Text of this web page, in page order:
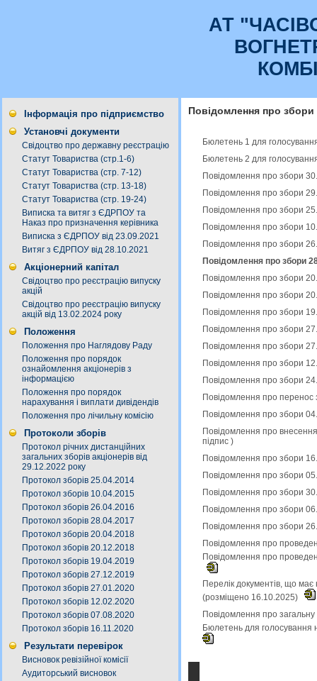
АТ
Інформація про підприємство
Установчі документи
Свідоцтво про державну реєстрацію
Статут Товариства (стр.1-6)
Статут Товариства (стр. 7-12)
Статут Товариства (стр. 13-18)
Статут Товариства (стр. 19-24)
Виписка та витяг з ЄДРПОУ та
Наказ про призначення керівника
Виписка з ЄДРПОУ від 23.09.2021
Витяг з ЄДРПОУ від 28.10.2021
Акціонерний капітал
Свідоцтво про реєстрацію випуску
акцій
Свідоцтво про реєстрацію випуску
акцій від 13.02.2024 року
Положення
Положення про Наглядову Раду
Положення про порядок
ознайомлення акціонерів з
інформацією
Положення про порядок
нарахування і виплати дивідендів
Положення про лічильну комісію
Протоколи зборів
Протокол річних дистанційних
загальних зборів акціонерів від
29.12.2022 року
Протокол зборів 25.04.2014
Протокол зборів 10.04.2015
Протокол зборів 26.04.2016
Протокол зборів 28.04.2017
Протокол зборів 20.04.2018
Протокол зборів 20.12.2018
Протокол зборів 19.04.2019
Протокол зборів 27.12.2019
Протокол зборів 27.01.2020
Протокол зборів 12.02.2020
Протокол зборів 07.08.2020
Протокол зборів 16.11.2020
Результати перевірок
Висновок ревізійної комісії
Аудиторський висновок
Повідомлення про збори
Бюлетень 1 для
Бюлетень 2 для
Повідомлення про збори
Повідомлення про збори
Повідомлення про збори
Повідомлення про збори
Повідомлення про збори
Повідомлення про збори
Повідомлення про збори
Повідомлення про збори
Повідомлення про збори
Повідомлення про збори
Повідомлення про збори
Повідомлення про збори
Повідомлення про збори
Повідомлення про
Повідомлення про збори
Повідомлення про
підпис )
Повідомлення про збори
Повідомлення про збори
Повідомлення про збори
Повідомлення про збори
Повідомлення про збори
Повідомлення про
Повідомлення про
Перелік документів, що має
(розміщено 16.10.2025)
Повідомлення про
Бюлетень для голосування